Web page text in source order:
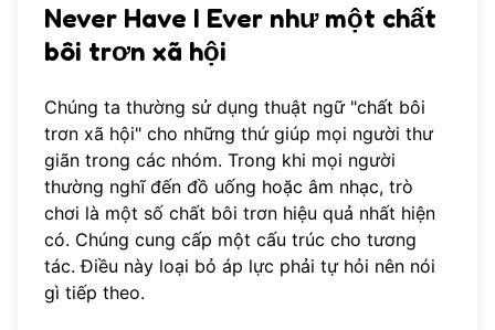
Never Have I Ever như một chất
bôi trơn xã hội
Chúng ta thường sử dụng thuật ngữ "chất bôi
trơn xã hội" cho những thứ giúp mọi người thư
giãn trong các nhóm. Trong khi mọi người
thường nghĩ đến đồ uống hoặc âm nhạc, trò
chơi là một số chất bôi trơn hiệu quả nhất hiện
có. Chúng cung cấp một cấu trúc cho tương
tác. Điều này loại bỏ áp lực phải tự hỏi nên nói
gì tiếp theo.